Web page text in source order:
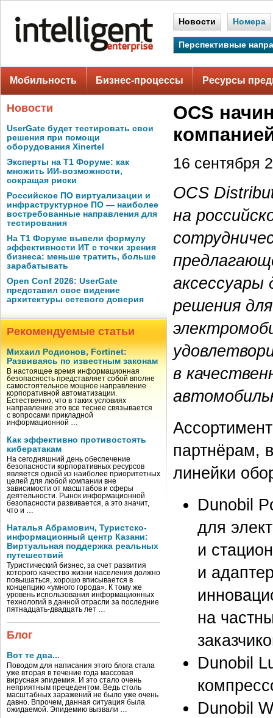
Новости Номера
Перспективные
Мобильность Бизнес-процессы Ресурсы
Новости
UserGate будет тестировать свои
решения при помощи
оборудования Xinertel
Эксперты на Т1 Форуме: как
множить ИИ-возможности,
сокращая риски
Российское ПО виртуализации и
инфраструктурное ПО — наиболее
востребованные направления для
тестирования
На Т1 Форуме вывели формулу
эффективности ИТ с точки зрения
бизнеса: меньше тратить, больше
зарабатывать
Open Conf 2026: UserGate
представил свое видение
архитектуры сетевого доверия
Рекомендуемые статьи
Михаил Родионов, Fortinet:
Развиваясь по известным законам
В настоящее время информационная
безопасность представляет собой вполне
самостоятельное мощное направление
корпоративной автоматизации.
Естественно, что в таких условиях
направление это все теснее связывается
с вопросами прикладной
информационной …
Как эффективно противостоять
кибератакам
На сегодняшний день обеспечение
безопасности корпоративных ресурсов
является одной из наиболее приоритетных
целей для любой компании вне
зависимости от масштабов и сферы
деятельности. Рынок информационной
безопасности развивается, а это значит,
что и …
Наталья Абрамович, Туристско-
информационный центр Казани:
Виртуальная поддержка реальных
путешествий
Туристический бизнес, за счет развития
которого качество жизни населения должно
повышаться, хорошо вписывается в
концепцию «умного города». К тому же
уровень использования информационных
технологий в данной отрасли за последние
пятнадцать-двадцать лет …
Блог
Вот те два...
Поводом для написания этого блога стала
уже вторая в течение года массовая
вирусная эпидемия. И это стало очень
неприятным прецедентом. Ведь столь
масштабных заражений не было уже очень
давно. Впрочем, данная ситуация была
ожидаемой. Эпидемию вызвали …
OCS
16 сентября
OCS
на
решения
в
партнёрам,
линейки
Dunobil
для
и
и
на
Dunobil
Dunobil